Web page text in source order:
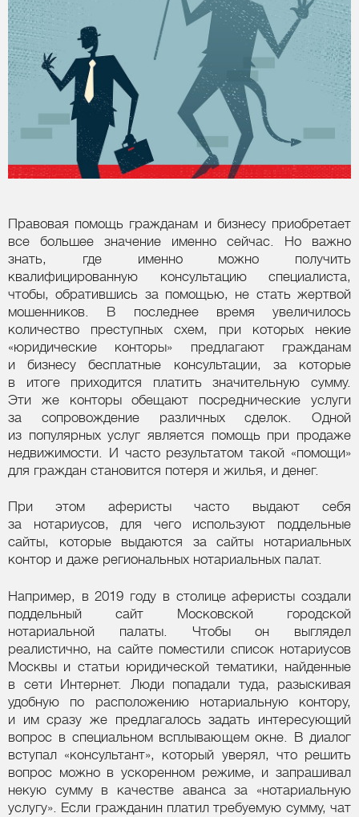
Правовая помощь гражданам и бизнесу приобретает
все большее значение именно сейчас. Но важно
знать, где именно можно получить
квалифицированную консультацию специалиста,
чтобы, обратившись за помощью, не стать жертвой
мошенников. В последнее время увеличилось
количество преступных схем, при которых некие
«юридические конторы» предлагают гражданам
и бизнесу бесплатные консультации, за которые
в итоге приходится платить значительную сумму.
Эти же конторы обещают посреднические услуги
за сопровождение различных сделок. Одной
из популярных услуг является помощь при продаже
недвижимости. И часто результатом такой «помощи»
для граждан становится потеря и жилья, и денег.
При этом аферисты часто выдают себя
за нотариусов, для чего используют поддельные
сайты, которые выдаются за сайты нотариальных
контор и даже региональных нотариальных палат.
Например, в 2019 году в столице аферисты создали
поддельный сайт Московской городской
нотариальной палаты. Чтобы он выглядел
реалистично, на сайте поместили список нотариусов
Москвы и статьи юридической тематики, найденные
в сети Интернет. Люди попадали туда, разыскивая
удобную по расположению нотариальную контору,
и им сразу же предлагалось задать интересующий
вопрос в специальном всплывающем окне. В диалог
вступал «консультант», который уверял, что решить
вопрос можно в ускоренном режиме, и запрашивал
некую сумму в качестве аванса за «нотариальную
услугу». Если гражданин платил требуемую сумму, чат